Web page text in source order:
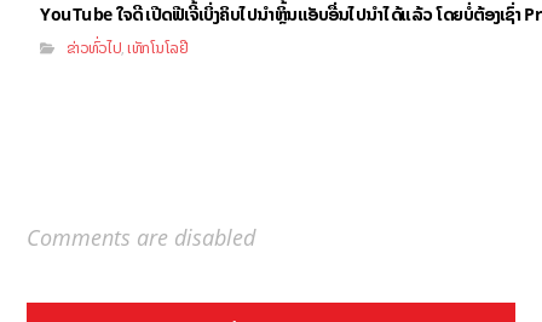
YouTube ໃຈດີ ເປີດຟີເຈີ້ເບິ່ງຄິບໄປນຳຫຼິ້ນແອັບອື່ນໄປນຳໄດ້ແລ້ວ ໂດຍບໍ່ຕ້ອງເຊົ່າ
ຂ່າວທົ່ວໄປ,ເທັກໂນໂລຢີ
Comments are disabled